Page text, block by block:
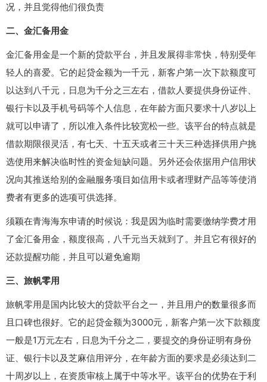
况，并且觉得他们很负责
二、金汇备用金
金汇备用金是一个新的贷款平台，并且发展得非常快，特别受年
轻人的喜爱。它的起贷金额为一千元，新客户第一次下款额度可
以达到八千元，日息为千分之三左右，借款人要提供身份证件、
银行卡以及手机号码等个人信息，在年龄方面只要求十八岁以上
就可以申请了，所以准入条件比较宽松一些。该平台的特点就是
借款期限很灵活，有七天、十五天或者三十天三种选择供用户挑
选使用来解决临时性的资金短缺问题。另外还会依据用户信用状
况向其推送给别的金融服务项目如信用卡或者理财产品等等使消
费者有更多的选项可供选择。
须颖在青海海东申请的时候说：我是因为临时需要缴纳学费才用
了金汇备用金，额度很高，八千元当天就到了。并且它有很好的
还款提醒功能，并且可以避免逾期
三、旅帆零用
旅帆零用是国内比较大的贷款平台之一，并且用户的数量很多而
且口碑也很好。它的起贷金额为3000元，新客户第一次下款额度
一般是1万元左右，日息为千分之二，要提交的身份证明有身份
证、银行卡以及芝麻信用评分，在年龄方面的要求是必须达到二
十周岁以上，在资质审核上属于中等水平。该平台的优势在于利